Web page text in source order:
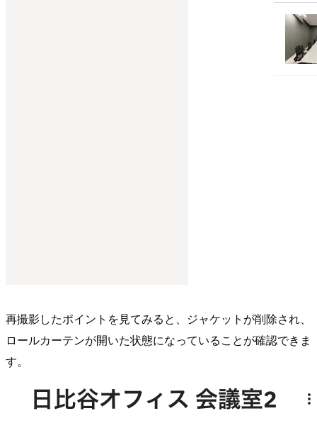
再撮影したポイントを見てみると、ジャケットが削除され、
ロールカーテンが開いた状態になっていることが確認できま
す。